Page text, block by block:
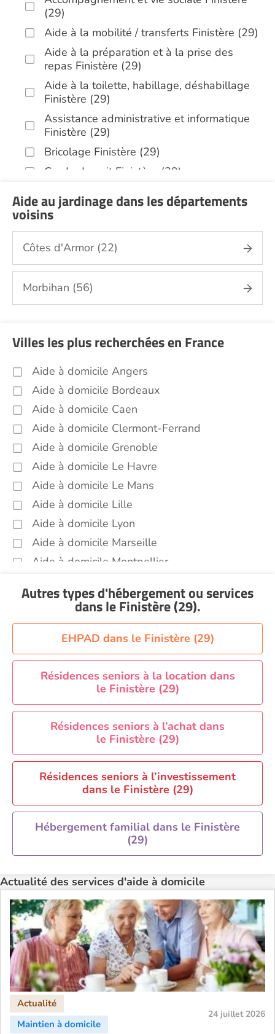
(29)
Aide à la mobilité / transferts Finistère (29)
Aide à la préparation et à la prise des
repas Finistère (29)
Aide à la toilette, habillage, déshabillage
Finistère (29)
Assistance administrative et informatique
Finistère (29)
Bricolage Finistère (29)
Garde de nuit Finistère (29)
Jardinage Finistère (29)
Aide aux courses Finistère (29)
Entretien du cadre de vie, ménage,
repassage, gestion du linge Finistère (29)
Portage de repas Finistère (29)
Sorties (promenades, rendez-vous
Promenade animaux de compagnie
Finistère (29)
Soins esthétiques Finistère (29)
Autres aides à domicile Finistère (29)
Voir toutes les aides à domicile dans le Finistère
(29)
Aide au jardinage dans les départements
voisins
Côtes d'Armor (22)
Morbihan (56)
Villes les plus recherchées en France
Aide à domicile Angers
Aide à domicile Bordeaux
Aide à domicile Caen
Aide à domicile Clermont-Ferrand
Aide à domicile Grenoble
Aide à domicile Le Havre
Aide à domicile Le Mans
Aide à domicile Lille
Aide à domicile Lyon
Aide à domicile Marseille
Aide à domicile Montpellier
Aide à domicile Nice
Aide à domicile Orléans
Aide à domicile Paris
Aide à domicile Perpignan
Aide à domicile Rennes
Aide à domicile Saint-Etienne
Aide à domicile Toulouse
Recherche par ville
Autres types d'hébergement ou services
dans le Finistère (29).
EHPAD dans le Finistère (29)
Résidences seniors à la location dans
le Finistère (29)
Résidences seniors à l’achat dans
le Finistère (29)
Résidences seniors à l’investissement
dans le Finistère (29)
Hébergement familial dans le Finistère
(29)
Actualité des services d'aide à domicile
24 juillet 2026